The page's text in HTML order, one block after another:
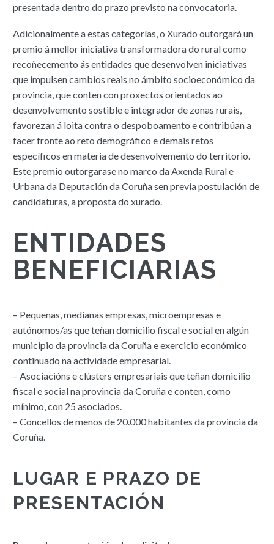
presentada dentro do prazo previsto na convocatoria.
Adicionalmente a estas categorías, o Xurado outorgará un
premio á mellor iniciativa transformadora do rural como
recoñecemento ás entidades que desenvolven iniciativas
que impulsen cambios reais no ámbito socioeconómico da
provincia, que conten con proxectos orientados ao
desenvolvemento sostible e integrador de zonas rurais,
favorezan á loita contra o despoboamento e contribúan a
facer fronte ao reto demográfico e demais retos
específicos en materia de desenvolvemento do territorio.
Este premio outorgarase no marco da Axenda Rural e
Urbana da Deputación da Coruña sen previa postulación de
candidaturas, a proposta do xurado.
ENTIDADES
BENEFICIARIAS
– Pequenas, medianas empresas, microempresas e
autónomos/as que teñan domicilio fiscal e social en algún
municipio da provincia da Coruña e exercicio económico
continuado na actividade empresarial.
– Asociacións e clústers empresariais que teñan domicilio
fiscal e social na provincia da Coruña e conten, como
mínimo, con 25 asociados.
– Concellos de menos de 20.000 habitantes da provincia da
Coruña.
LUGAR E PRAZO DE
PRESENTACIÓN